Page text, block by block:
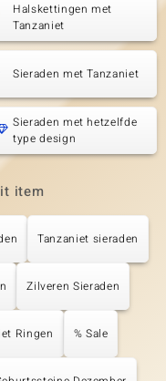
Halskettingen met
Tanzaniet
Sieraden met Tanzaniet
Sieraden met hetzelfde
type design
item
Tanzaniet sieraden
Zilveren Sieraden
Ringen % Sale